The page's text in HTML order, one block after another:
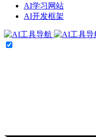
AI学习网站
AI开发框架